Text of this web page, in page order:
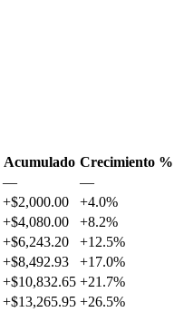
Acumulado Crecimiento %
—
—
+$2,000.00
+4.0%
+$4,080.00
+8.2%
+$6,243.20
+12.5%
+$8,492.93
+17.0%
+$10,832.65 +21.7%
+$13,265.95 +26.5%